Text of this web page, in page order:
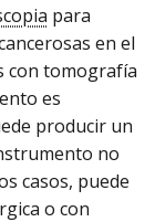
para
en el
con tomografía
es
producir un
no
casos, puede
o con